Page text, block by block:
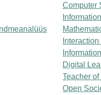
Computer
Digital
Teacher
Open